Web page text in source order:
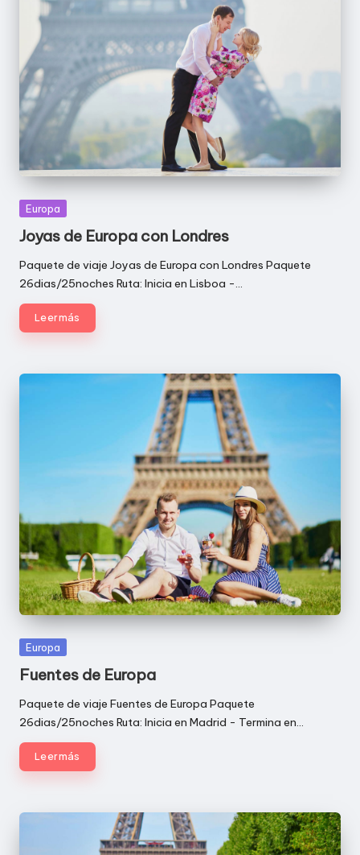
Publicada
Europa
Joyas de Europa con Londres
Paquete de viaje Joyas de Europa con Londres Paquete
26dias/25noches Ruta: Inicia en Lisboa -…
Leer más
Publicada
Europa
Fuentes de Europa
Paquete de viaje Fuentes de Europa Paquete
26dias/25noches Ruta: Inicia en Madrid - Termina en…
Leer más